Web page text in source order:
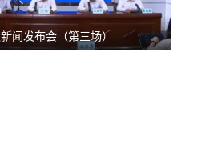
闻发布会（第三场）